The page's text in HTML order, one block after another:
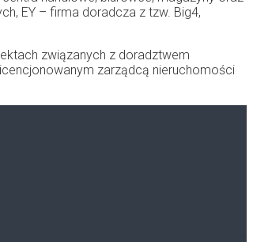
EY – firma doradcza z tzw. Big4,
związanych z doradztwem
zarządcą nieruchomości